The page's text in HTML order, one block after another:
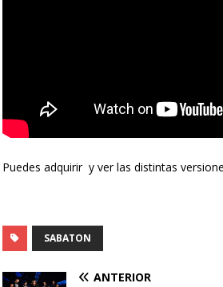
Puedes adquirir y ver las distintas
SABATON
ANTERIOR